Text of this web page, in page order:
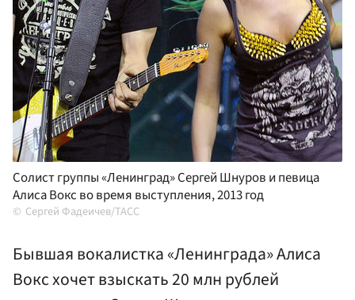
Солист группы «Ленинград» Сергей Шнуров и певица
Алиса Вокс во время выступления, 2013 год
Сергей Фадеичев/ТАСС
Бывшая вокалистка «Ленинграда» Алиса
Вокс хочет взыскать 20 млн рублей